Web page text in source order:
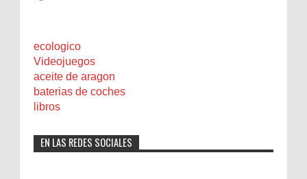
ecologico
Videojuegos
aceite de aragon
baterias de coches
libros
EN LAS REDES SOCIALES